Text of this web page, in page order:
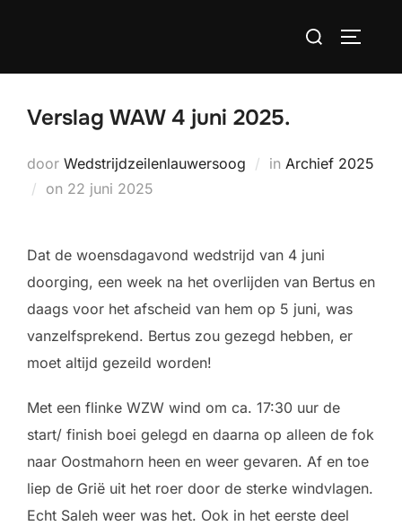
Zoek
Verslag WAW 4 juni 2025.
door Wedstrijdzeilenlauwersoog in Archief 2025
on Geplaatst
22 juni 2025
Dat de woensdagavond wedstrijd van 4 juni
doorging, een week na het overlijden van Bertus en
daags voor het afscheid van hem op 5 juni, was
vanzelfsprekend. Bertus zou gezegd hebben, er
moet altijd gezeild worden!
Met een flinke WZW wind om ca. 17:30 uur de
start/ finish boei gelegd en daarna op alleen de fok
naar Oostmahorn heen en weer gevaren. Af en toe
liep de Grië uit het roer door de sterke windvlagen.
Echt Saleh weer was het. Ook in het eerste deel